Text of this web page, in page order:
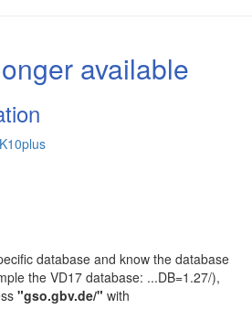
available
database and know the database
the VD17 database: ...DB=1.27/),
"gso.gbv.de/" with